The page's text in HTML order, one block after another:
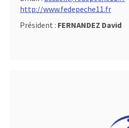
http://www.fedepeche11.fr
Président : FERNANDEZ David